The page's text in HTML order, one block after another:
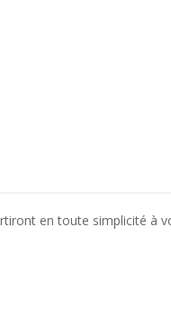
en toute simplicité à